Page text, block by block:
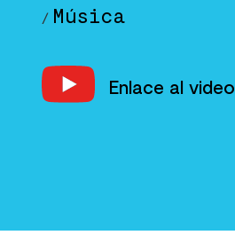
/ Música
Enlace al video